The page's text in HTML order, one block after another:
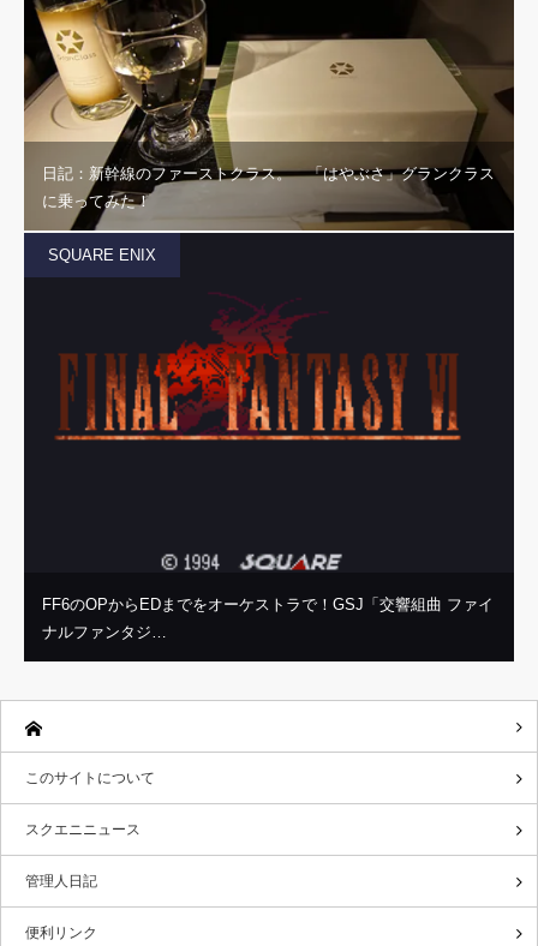
日記：新幹線のファーストクラス。 「はやぶさ」グランクラス
に乗ってみた！
SQUARE ENIX
FF6のOPからEDまでをオーケストラで！GSJ「交響組曲 ファイ
ナルファンタジ…
このサイトについて
スクエニニュース
管理人日記
便利リンク